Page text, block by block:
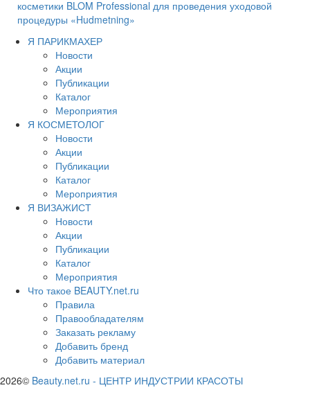
косметики BLOM Professional для проведения уходовой
процедуры «Hudmetning»
Я ПАРИКМАХЕР
Новости
Акции
Публикации
Каталог
Мероприятия
Я КОСМЕТОЛОГ
Новости
Акции
Публикации
Каталог
Мероприятия
Я ВИЗАЖИСТ
Новости
Акции
Публикации
Каталог
Мероприятия
Что такое BEAUTY.net.ru
Правила
Правообладателям
Заказать рекламу
Добавить бренд
Добавить материал
2026© Beauty.net.ru - ЦЕНТР ИНДУСТРИИ КРАСОТЫ